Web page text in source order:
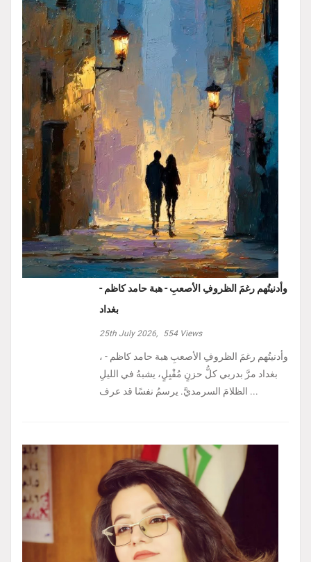
وأدنيتُهم رغمَ الظروفِ الأصعبِ - هبة حامد كاظم -
بغداد
25th July 2026, 554Views
، وأدنيتُهم رغمَ الظروفِ الأصعبِ هبة حامد كاظم -
بغداد مرَّ بدربي كلُّ حزنٍ مُقْبِلٍ، يشبهُ في الليلِ
الظلامَ السرمديَّ. يرسمُ نفسًا قد عرف ...